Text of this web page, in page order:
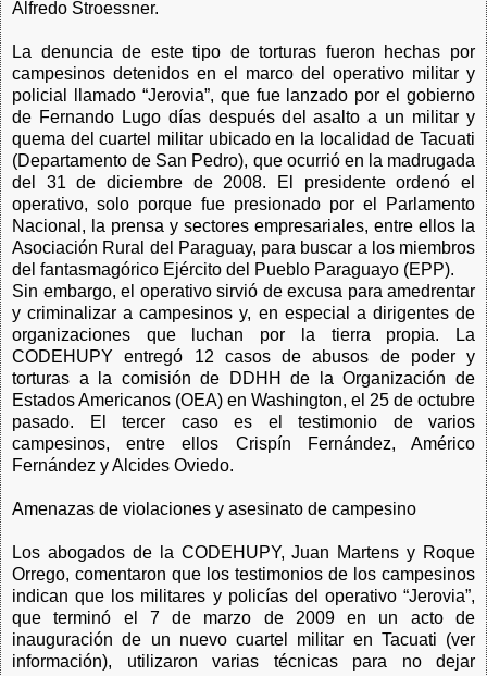
Alfredo Stroessner.
La denuncia de este tipo de torturas fueron hechas por
campesinos detenidos en el marco del operativo militar y
policial llamado “Jerovia”, que fue lanzado por el gobierno
de Fernando Lugo días después del asalto a un militar y
quema del cuartel militar ubicado en la localidad de Tacuati
(Departamento de San Pedro), que ocurrió en la madrugada
del 31 de diciembre de 2008. El presidente ordenó el
operativo, solo porque fue presionado por el Parlamento
Nacional, la prensa y sectores empresariales, entre ellos la
Asociación Rural del Paraguay, para buscar a los miembros
del fantasmagórico Ejército del Pueblo Paraguayo (EPP).
Sin embargo, el operativo sirvió de excusa para amedrentar
y criminalizar a campesinos y, en especial a dirigentes de
organizaciones que luchan por la tierra propia. La
CODEHUPY entregó 12 casos de abusos de poder y
torturas a la comisión de DDHH de la Organización de
Estados Americanos (OEA) en Washington, el 25 de octubre
pasado. El tercer caso es el testimonio de varios
campesinos, entre ellos Crispín Fernández, Américo
Fernández y Alcides Oviedo.
Amenazas de violaciones y asesinato de campesino
Los abogados de la CODEHUPY, Juan Martens y Roque
Orrego, comentaron que los testimonios de los campesinos
indican que los militares y policías del operativo “Jerovia”,
que terminó el 7 de marzo de 2009 en un acto de
inauguración de un nuevo cuartel militar en Tacuati (ver
información), utilizaron varias técnicas para no dejar